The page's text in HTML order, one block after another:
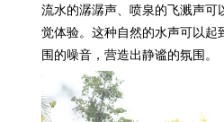
流水的潺潺声、喷泉的飞溅声可
觉体验。这种自然的水声可以起
围的噪音，营造出静谧的氛围。